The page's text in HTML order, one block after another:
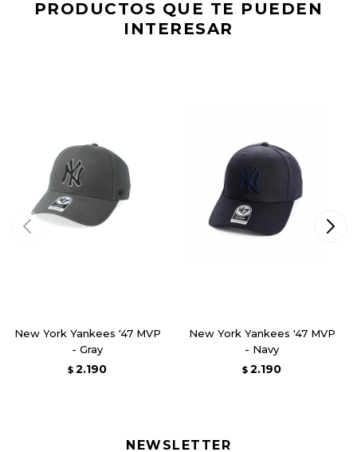
PRODUCTOS QUE TE PUEDEN
INTERESAR
New York Yankees '47 MVP
- Gray
$ 2.190
New York Yankees '47 MVP
- Navy
$ 2.190
NEWSLETTER